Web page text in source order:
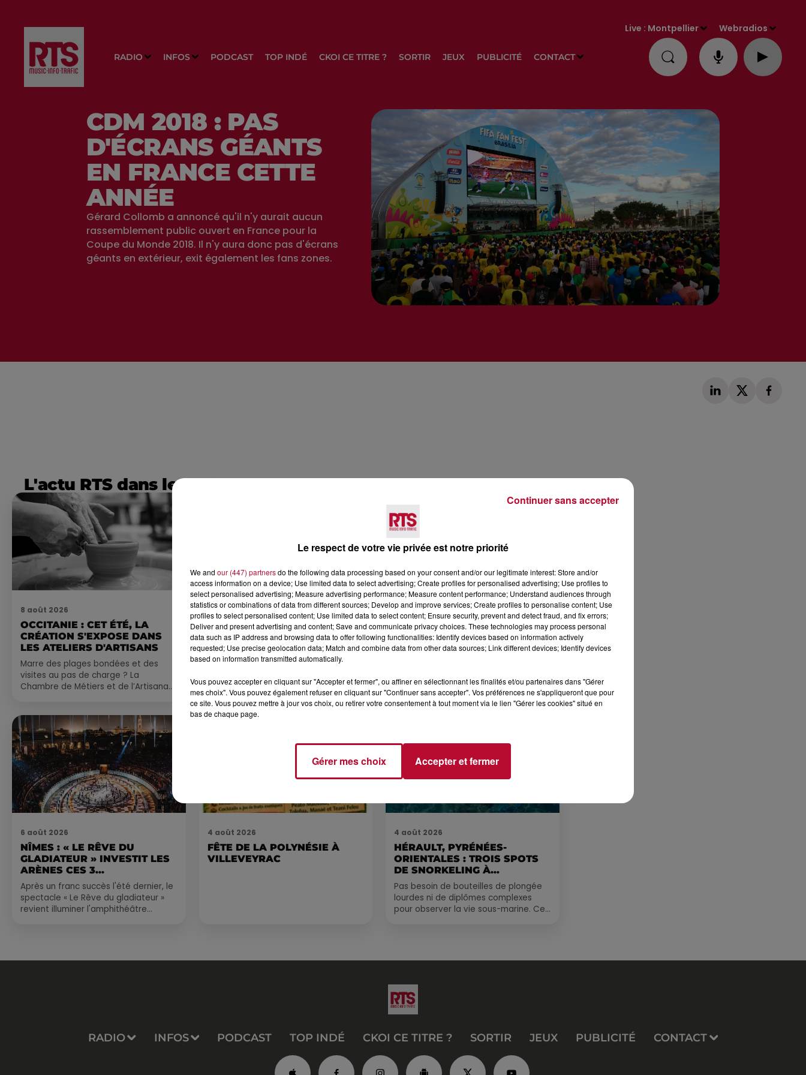
RADIO INFOS PODCAST TOP INDÉ CKOI CE TITRE ? SORTIR JEUX PUBLICITÉ CONTACT
Live : Montpellier Webradios
CDM 2018 : PAS
D'ÉCRANS GÉANTS
EN FRANCE CETTE
ANNÉE
Gérard Collomb a annoncé qu'il n'y aurait aucun
rassemblement public ouvert en France pour la
Coupe du Monde 2018. Il n'y aura donc pas d'écrans
géants en extérieur, exit également les fans zones.
L'actu RTS dans le Sud
8 août 2026
OCCITANIE : CET ÉTÉ, LA
CRÉATION S'EXPOSE DANS
LES ATELIERS D'ARTISANS
Marre des plages bondées et des
visites au pas de charge ? La
Chambre de Métiers et de l’Artisanat
7 août 2026
NOS IDÉES DE SORTIE POUR
CE WEEK-END
Comme tous les vendredis, voici une
petite sélection des rendez-vous à ne
ayez envie de voyager à l'autre bout
du monde,...
7 août 2026
DINER CONCERT À LA MJC DE
MARSEILLAN
6 août 2026
NÎMES : « LE RÊVE DU
GLADIATEUR » INVESTIT LES
ARÈNES CES 3...
Après un franc succès l'été dernier, le
spectacle « Le Rêve du gladiateur »
revient illuminer l'amphithéâtre
4 août 2026
FÊTE DE LA POLYNÉSIE À
VILLEVEYRAC
4 août 2026
HÉRAULT, PYRÉNÉES-
ORIENTALES : TROIS SPOTS
DE SNORKELING À
EXPLORER...
Pas besoin de bouteilles de plongée
lourdes ni de diplômes complexes
pour observer la vie sous-marine. Cet
RADIO INFOS PODCAST TOP INDÉ CKOI CE TITRE ? SORTIR JEUX PUBLICITÉ CONTACT
Le respect de votre vie privée est notre priorité
We and our (447) partnersdo the following data processing based on your consent and/or our legitimate interest: Store and/or
access information on a device; Use limited data to select advertising; Create profiles for personalised advertising; Use profiles to
select personalised advertising; Measure advertising performance; Measure content performance; Understand audiences through
statistics or combinations of data from different sources; Develop and improve services; Create profiles to personalise content; Use
profiles to select personalised content; Use limited data to select content; Ensure security, prevent and detect fraud, and fix errors;
Deliver and present advertising and content; Save and communicate privacy choices. These technologies may process personal
data such as IP address and browsing data to offer following functionalities: Identify devices based on information actively
requested; Use precise geolocation data; Match and combine data from other data sources; Link different devices; Identify devices
based on information transmitted automatically.
Vous pouvez accepter en cliquant sur "Accepter et fermer", ou affiner en sélectionnant les finalités et/ou partenaires dans "Gérer
mes choix". Vous pouvez également refuser en cliquant sur "Continuer sans accepter". Vos préférences ne s'appliqueront que pour
ce site. Vous pouvez mettre à jour vos choix, ou retirer votre consentement à tout moment via le lien "Gérer les cookies" situé en
bas de chaque page.
Gérer mes choix Accepter et fermer
Continuer sans accepter